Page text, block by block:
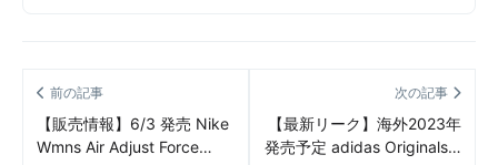
前の記事
【販売情報】6/3 発売 Nike
Wmns Air Adjust Force
次の記事
【最新リーク】海外2023年
発売予定 adidas Originals x